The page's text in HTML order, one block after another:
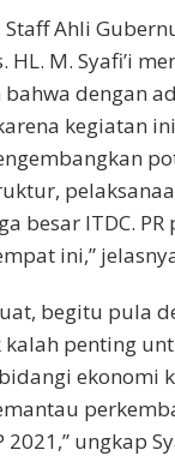
Ahli
HL. M. Syafi’i
dengan
kegiatan
besar ITDC.
ini,”
begitu pula
penting
ekonomi
ungkap